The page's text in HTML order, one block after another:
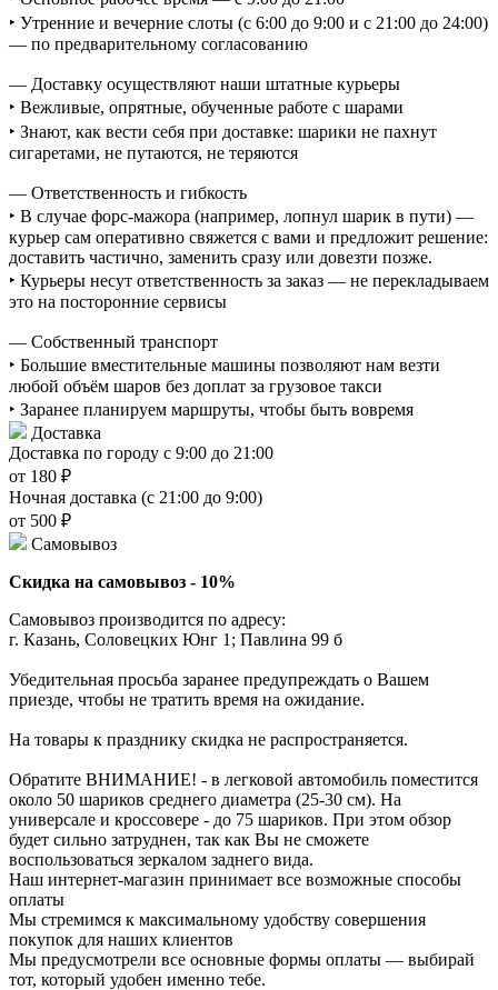
‣ Утренние и вечерние слоты (с 6:00 до 9:00 и с 21:00 до 24:00)
— по предварительному согласованию
— Доставку осуществляют наши штатные курьеры
‣ Вежливые, опрятные, обученные работе с шарами
‣ Знают, как вести себя при доставке: шарики не пахнут
сигаретами, не путаются, не теряются
— Ответственность и гибкость
‣ В случае форс-мажора (например, лопнул шарик в пути) —
курьер сам оперативно свяжется с вами и предложит решение:
доставить частично, заменить сразу или довезти позже.
‣ Курьеры несут ответственность за заказ — не перекладываем
это на посторонние сервисы
— Собственный транспорт
‣ Большие вместительные машины позволяют нам везти
любой объём шаров без доплат за грузовое такси
‣ Заранее планируем маршруты, чтобы быть вовремя
Доставка
Доставка по городу с 9:00 до 21:00
от 180 ₽
Ночная доставка (с 21:00 до 9:00)
от 500 ₽
Самовывоз
Скидка на самовывоз - 10%
Самовывоз производится по адресу:
г. Казань, Соловецких Юнг 1; Павлина 99 б
Убедительная просьба заранее предупреждать о Вашем
приезде, чтобы не тратить время на ожидание.
На товары к празднику скидка не распространяется.
Обратите ВНИМАНИЕ! - в легковой автомобиль поместится
около 50 шариков среднего диаметра (25-30 см). На
универсале и кроссовере - до 75 шариков. При этом обзор
будет сильно затруднен, так как Вы не сможете
воспользоваться зеркалом заднего вида.
Наш интернет-магазин принимает все возможные способы
оплаты
Мы стремимся к максимальному удобству совершения
покупок для наших клиентов
Мы предусмотрели все основные формы оплаты — выбирай
тот, который удобен именно тебе.